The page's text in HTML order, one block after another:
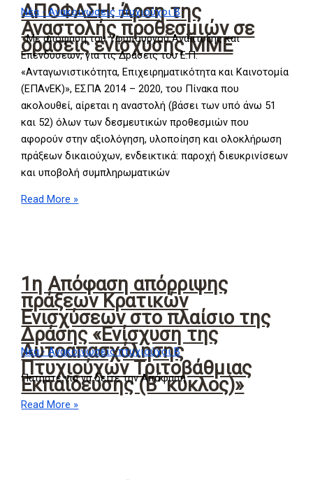
ΑΠΟΦΑΣΗ: Άρση της
Αναστολής προθεσμιών σε
δράσεις ενίσχυσης ΜΜΕ
Νέα - Ανακοινώσεις πτυχιούχοι Β
Με απόφαση του Υφυπουργού Ανάπτυξης και
Επενδύσεων, για τις Δράσεις του Ε.Π.
«Ανταγωνιστικότητα, Επιχειρηματικότητα και Καινοτομία
(ΕΠΑνΕΚ)», ΕΣΠΑ 2014 – 2020, του Πίνακα που
ακολουθεί, αίρεται η αναστολή (βάσει των υπό άνω 51
και 52) όλων των δεσμευτικών προθεσμιών που
αφορούν στην αξιολόγηση, υλοποίηση και ολοκλήρωση
πράξεων δικαιούχων, ενδεικτικά: παροχή διευκρινίσεων
και υποβολή συμπληρωματικών
Read More »
1η Απόφαση απόρριψης
πράξεων Κρατικών
Ενισχύσεων στο πλαίσιο της
Δράσης «Ενίσχυση της
Αυτοαπασχόλησης
Πτυχιούχων Τριτοβάθμιας
Εκπαίδευσης (Β’ κύκλος)»
Νέα - Ανακοινώσεις πτυχιούχοι Β
Πατήστε για να δείτε την Απόφαση
Read More »